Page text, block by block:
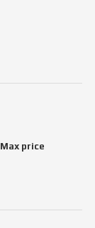
Max price